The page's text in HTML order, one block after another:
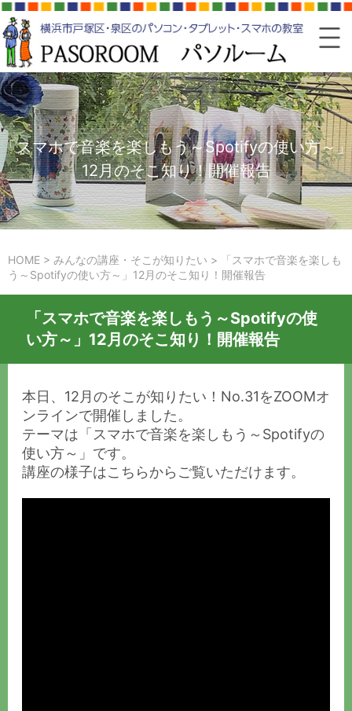
「スマホで音楽を楽しもう～Spotifyの使い方～」
12月のそこ知り！開催報告
HOME > みんなの講座・そこが知りたい >
「スマホで音楽を楽しも
う～Spotifyの使い方～」12月のそこ知り！開催報告
「スマホで音楽を楽しもう～Spotifyの使
い方～」12月のそこ知り！開催報告
本日、12月のそこが知りたい！No.31をZOOMオ
ンラインで開催しました。
テーマは「スマホで音楽を楽しもう～Spotifyの
使い方～」です。
講座の様子はこちらからご覧いただけます。